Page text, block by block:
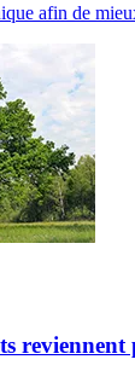
afin de